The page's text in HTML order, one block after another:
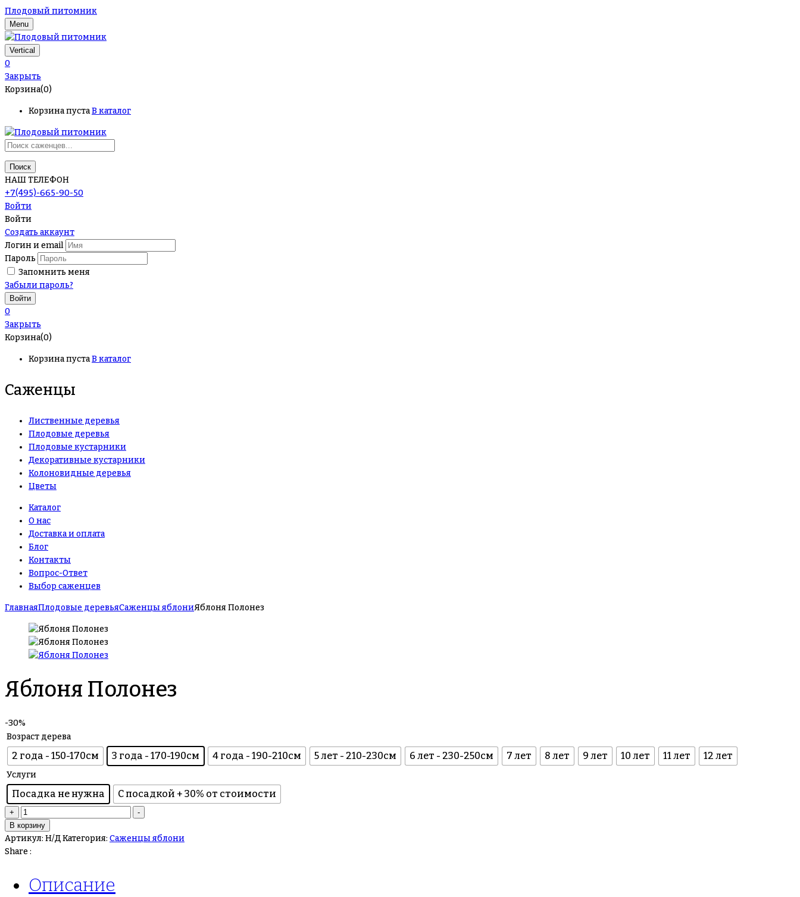
Плодовый питомник
Menu
Vertical
0
Закрыть
Корзина(0)
Корзина пустаВ каталог
Поиск
НАШ ТЕЛЕФОН
+7(495)-665-90-50
Войти
Войти
Создать аккаунт
Логин и email
Пароль
Запомнить меня
Забыли пароль?
0
Закрыть
Корзина(0)
Корзина пустаВ каталог
Саженцы
Лиственные деревья
Плодовые деревья
Плодовые кустарники
Декоративные кустарники
Колоновидные деревья
Цветы
Каталог
О нас
Доставка и оплата
Блог
Контакты
Вопрос-Ответ
Выбор саженцев
ГлавнаяПлодовые деревьяСаженцы яблониЯблоня Полонез
Яблоня Полонез
-30%
Возраст дерева
2 года - 150-170см 3 года - 170-190см 4 года - 190-210см 5 лет - 210-230см 6 лет - 230-250см 7 лет 8 лет 9 лет 10 лет 11 лет 12 лет
Услуги
Посадка не нужна С посадкой + 30% от стоимости
+
Количество
товара
Яблоня
Полонез
-
В корзину
Артикул: Н/ДКатегория: Саженцы яблони
Share :
Описание